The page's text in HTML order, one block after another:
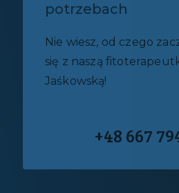
potrzebach
Nie wiesz, od czego
się z naszą
Jaśkowską!
+48 667